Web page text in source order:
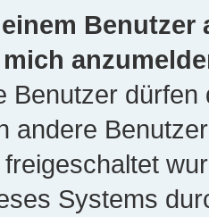
Benutzer
andere
Systems